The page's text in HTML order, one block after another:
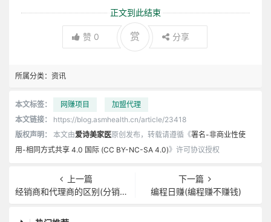
正文到此结束
赞 0 赏 分享
所属分类： 资讯
本文标签： 网赚项目
加盟代理
本文链接：
https://blog.asmhealth.cn/article/23418
版权声明：
本文由爱诗美家医原创发布，转载请遵循《署名-非商业性使
用-相同方式共享 4.0 国际 (CC BY-NC-SA 4.0)》许可协议授权
上一篇
经销商和代理商的区别(分销商是什么意思)
下一篇
编程日赚(编程赚不赚钱)